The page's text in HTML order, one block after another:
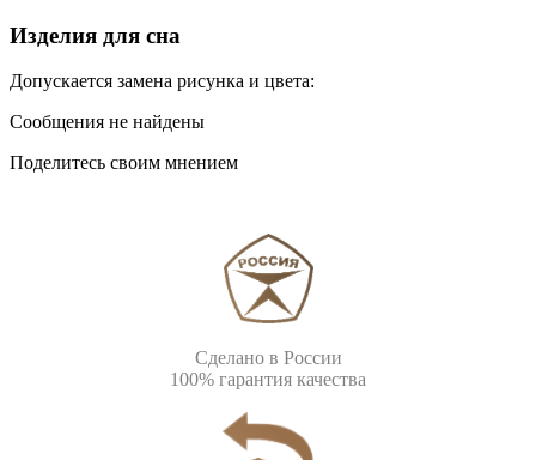
Изделия для сна
Допускается замена рисунка и цвета:
Сообщения не найдены
Поделитесь своим мнением
Сделано в России
100% гарантия качества